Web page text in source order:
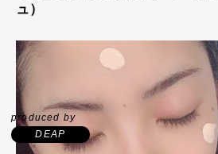
produced by
DEAP
ュ）